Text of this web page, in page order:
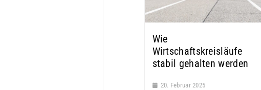
Wie
Wirtschaftskreisläufe
stabil gehalten werden
20. Februar 2025